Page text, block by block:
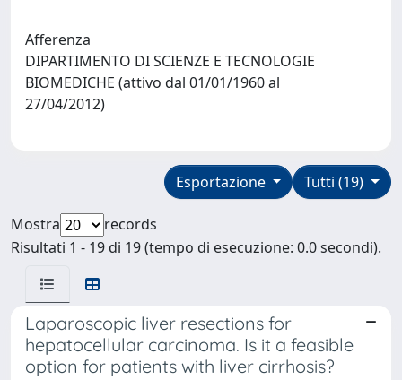
Afferenza
DIPARTIMENTO DI SCIENZE E TECNOLOGIE
BIOMEDICHE (attivo dal 01/01/1960 al
27/04/2012)
Tutti (19)
Esportazione
Mostra
records
Risultati 1 - 19 di 19 (tempo di esecuzione: 0.0 secondi).
Laparoscopic liver resections for
hepatocellular carcinoma. Is it a feasible
option for patients with liver cirrhosis?